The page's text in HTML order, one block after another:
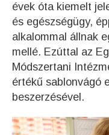
évek óta kiemelt
és egészségügy,
alkalommal állnak
mellé. Ezúttal az
Módszertani
értékű sablonvágó
beszerzésével.